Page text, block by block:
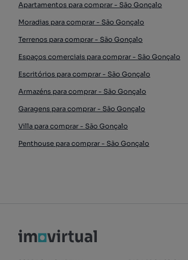
Apartamentos para comprar - São Gonçalo
Moradias para comprar - São Gonçalo
Terrenos para comprar - São Gonçalo
Espaços comerciais para comprar - São Gonçalo
Escritórios para comprar - São Gonçalo
Armazéns para comprar - São Gonçalo
Garagens para comprar - São Gonçalo
Villa para comprar - São Gonçalo
Penthouse para comprar - São Gonçalo